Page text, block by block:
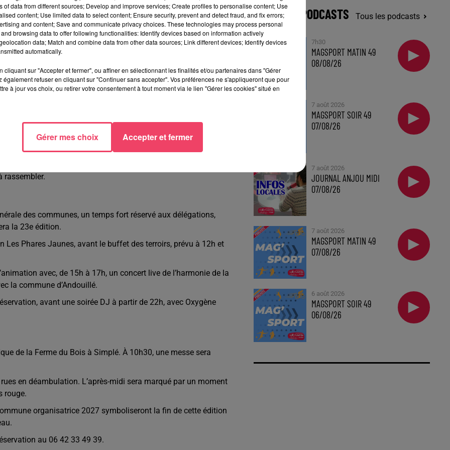
ou encore Vatan, les communes aux noms les plus originaux de
12 juillet 2026, Simplé accueillera la 22e édition du
et chantants.
capitale nationale des noms qui font sourire. L’événement
même envie : faire connaître leur commune, partager leurs
outil de valorisation des territoires ruraux.
message fort : les petites communes ont des histoires à
rassembler.
des communes, un temps fort réservé aux délégations,
la 23e édition.
Les Phares Jaunes, avant le buffet des terroirs, prévu à 12h et
avec, de 15h à 17h, un concert live de l’harmonie de la
la commune d’Andouillé.
avant une soirée DJ à partir de 22h, avec Oxygène
de la Ferme du Bois à Simplé. À 10h30, une messe sera
en déambulation. L’après-midi sera marqué par un moment
rouge.
organisatrice 2027 symboliseront la fin de cette édition
au 06 42 33 49 39.
DERNIERS PODCASTS Tous les podcasts
7h30
MAGSPORT MATIN 49
08/08/26
7 août 2026
MAGSPORT SOIR 49
07/08/26
7 août 2026
JOURNAL ANJOU MIDI
07/08/26
7 août 2026
MAGSPORT MATIN 49
07/08/26
6 août 2026
MAGSPORT SOIR 49
06/08/26
of data from different sources; Develop and improve services; Create profiles to personalise content; Use
content; Use limited data to select content; Ensure security, prevent and detect fraud, and fix errors;
and content; Save and communicate privacy choices. These technologies may process personal
browsing data to offer following functionalities: Identify devices based on information actively
data; Match and combine data from other data sources; Link different devices; Identify devices
automatically.
cliquant sur "Accepter et fermer", ou affiner en sélectionnant les finalités et/ou partenaires dans "Gérer
également refuser en cliquant sur "Continuer sans accepter". Vos préférences ne s'appliqueront que pour
à jour vos choix, ou retirer votre consentement à tout moment via le lien "Gérer les cookies" situé en
Gérer mes choix Accepter et fermer